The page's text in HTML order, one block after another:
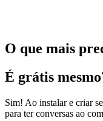
O que mais
É grátis
Sim! Ao instalar e criar
para ter conversas ao